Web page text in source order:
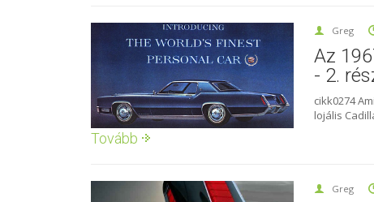
Greg
Az
- 2.
cikk0274
lojális
Tovább
Greg